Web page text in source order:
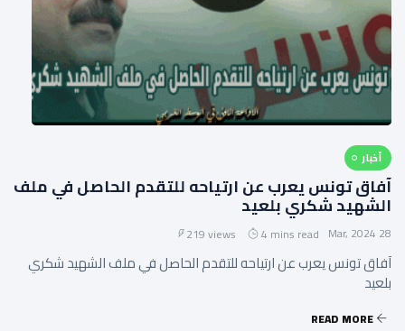
أخبار
آفاق تونس يعرب عن ارتياحه للتقدم الحاصل في ملف
الشهيد شكري بلعيد
28 Mar, 2024
4 mins read
219 views
آفاق تونس يعرب عن ارتياحه للتقدم الحاصل في ملف الشهيد شكري
بلعيد
READ MORE